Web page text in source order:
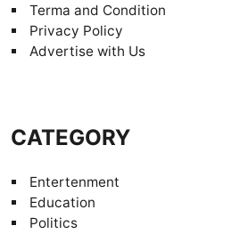
Terma and Condition
Privacy Policy
Advertise with Us
CATEGORY
Entertenment
Education
Politics